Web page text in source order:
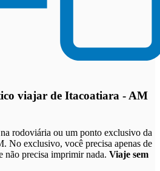
viajar de Itacoatiara - AM
rodoviária ou um ponto exclusivo da
No exclusivo, você precisa apenas de
não precisa imprimir nada. Viaje sem